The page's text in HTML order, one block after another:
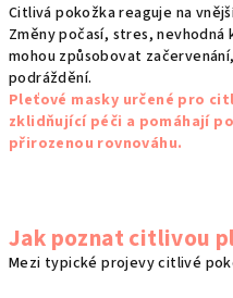
Citlivá pokožka reaguje na
Změny počasí, stres,
mohou způsobovat
podráždění.
Pleťové masky určené pro
zklidňující péči a pomáhají
přirozenou rovnováhu.
Jak poznat citlivou
Mezi typické projevy citlivé